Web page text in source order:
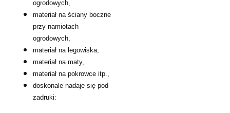
ogrodowych,
materiał na ściany boczne
przy namiotach
ogrodowych,
materiał na legowiska,
materiał na maty,
materiał na pokrowce itp.,
doskonale nadaje się pod
zadruki: